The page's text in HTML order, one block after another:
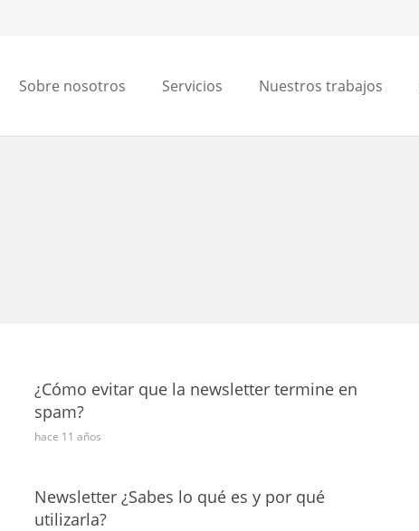
Sobre nosotros Servicios Nuestros trabajos
¿Cómo evitar que la newsletter termine en
spam?
hace 11 años
Newsletter ¿Sabes lo qué es y por qué
utilizarla?